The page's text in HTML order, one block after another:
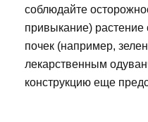
соблюдайте
привыкание)
почек (например,
лекарственным
конструкцию еще